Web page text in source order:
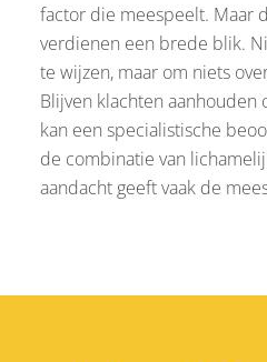
factor die meespeelt. Maar
verdienen een brede blik.
te wijzen, maar om niets
Blijven klachten aanhouden
kan een specialistische
de combinatie van
aandacht geeft vaak de